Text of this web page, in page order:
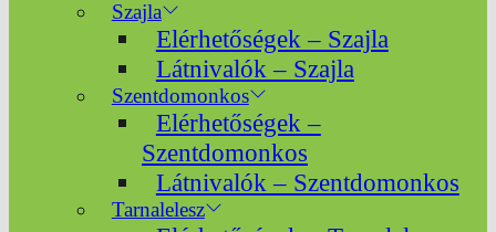
Szajla
Elérhetőségek – Szajla
Látnivalók – Szajla
Szentdomonkos
Elérhetőségek –
Szentdomonkos
Látnivalók – Szentdomonkos
Tarnalelesz